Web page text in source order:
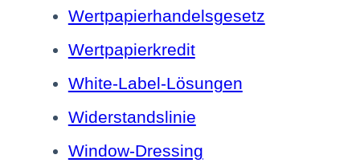
Wertpapierhandelsgesetz
Wertpapierkredit
White-Label-Lösungen
Widerstandslinie
Window-Dressing